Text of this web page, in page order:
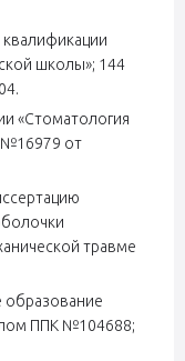
школы»; 144
«Стоматология
№16979 от
травме
образование
ППК №104688;